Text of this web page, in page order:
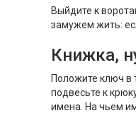
Выйдите к
замужем жить:
Книжка,
Положите ключ в
подвесьте к
имена. На чьем